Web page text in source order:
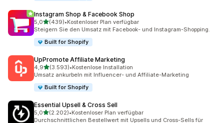
Instagram Shop & Facebook Shop
5,0von 5 Sternen
(439)
439 Rezensionen insgesamt
•Kostenloser Plan verfügbar
Steigern Sie den Umsatz mit Facebook- und Instagram-Shopping.
Built for Shopify
UpPromote Affiliate Marketing
4,9von 5 Sternen
(3.593)
3593 Rezensionen insgesamt
•Kostenlose Installation
Umsatz ankurbeln mit Influencer- und Affiliate-Marketing
Built for Shopify
Essential Upsell & Cross Sell
5,0von 5 Sternen
(2.202)
2202 Rezensionen insgesamt
•Kostenloser Plan verfügbar
Durchschnittlichen Bestellwert mit Upsells und Cross-Sells für